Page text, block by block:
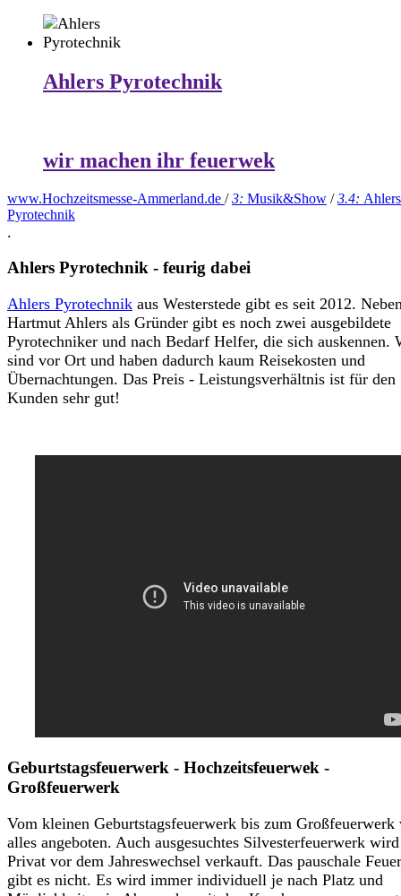
Ahlers Pyrotechnik
wir machen ihr feuerwek
www.Hochzeitsmesse-Ammerland.de /3: Musik&Show /3.4: Ahlers
Pyrotechnik
.
Ahlers Pyrotechnik - feurig dabei
Ahlers Pyrotechnik aus Westerstede gibt es seit 2012.
Hartmut Ahlers als Gründer gibt es noch zwei ausgebildete
Pyrotechniker und nach Bedarf Helfer, die sich auskennen.
sind vor Ort und haben dadurch kaum Reisekosten und
Übernachtungen. Das Preis - Leistungsverhältnis ist für den
Kunden sehr gut!
Geburtstagsfeuerwerk - Hochzeitsfeuerwek -
Großfeuerwerk
Vom kleinen Geburtstagsfeuerwerk bis zum Großfeuerwerk
alles angeboten. Auch ausgesuchtes Silvesterfeuerwerk
Privat vor dem Jahreswechsel verkauft. Das pauschale
gibt es nicht. Es wird immer individuell je nach Platz und